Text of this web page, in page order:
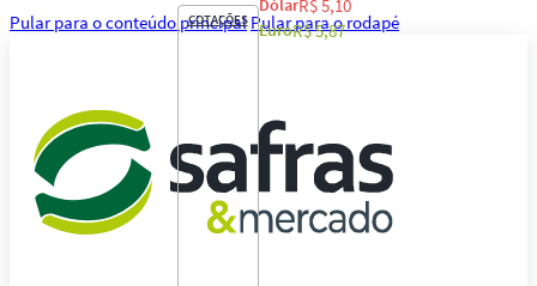
Pular para o conteúdo principal Pular para o rodapé
COTAÇÕES
DólarR$ 5,10
EuroR$ 5,87